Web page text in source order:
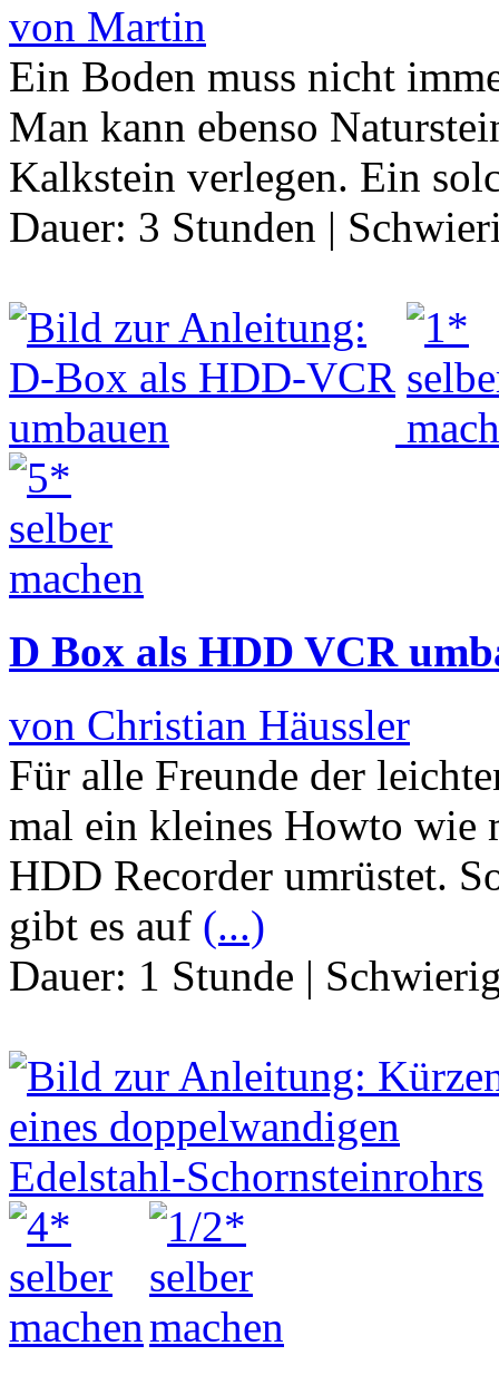
von Martin
Ein Boden muss nicht
Man kann ebenso
Kalkstein verlegen. Ein
Dauer: 3 Stunden |
D Box als HDD VCR
von Christian Häussler
Für alle Freunde der
mal ein kleines Howto wie
HDD Recorder umrüstet.
gibt es auf (...)
Dauer: 1 Stunde |